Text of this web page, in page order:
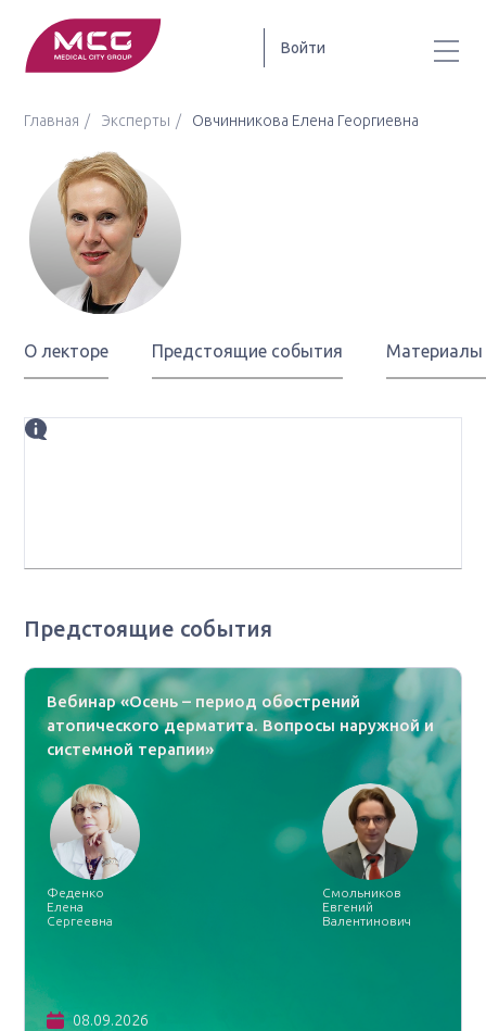
Войти
Главная Эксперты Овчинникова Елена Георгиевна
О лекторе Предстоящие события Материалы
Предстоящие события
Вебинар «Осень – период обострений
атопического дерматита. Вопросы наружной и
системной терапии»
Феденко
Елена
Сергеевна
Смольников
Евгений
Валентинович
08.09.2026